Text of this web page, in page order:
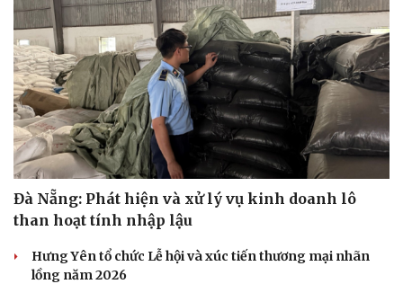
Âm nhạc
Di sản
Sao Việt
Đà Nẵng: Phát hiện và xử lý vụ kinh doanh lô
than hoạt tính nhập lậu
Hưng Yên tổ chức Lễ hội và xúc tiến thương mại nhãn
lồng năm 2026